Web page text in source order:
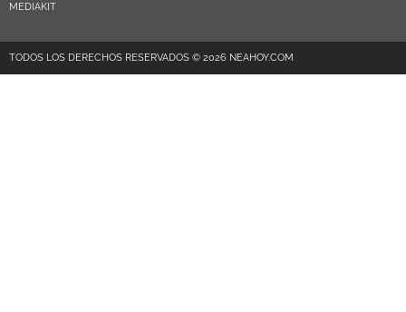
MEDIAKIT
TODOS LOS DERECHOS RESERVADOS © 2026 NEAHOY.COM